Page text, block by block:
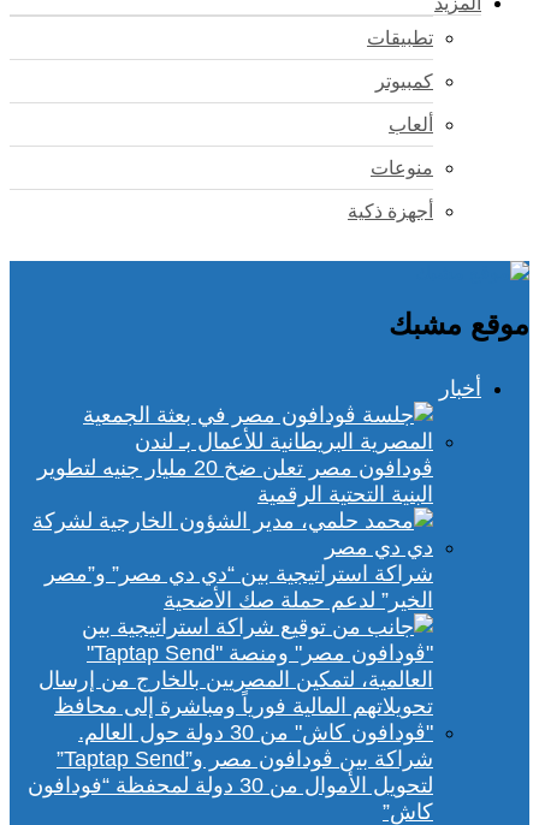
تطبيقات
كمبيوتر
ألعاب
منوعات
أجهزة ذكية
موقع مشبك
أخبار
ڤودافون مصر تعلن ضخ 20 مليار جنيه لتطوير
البنية التحتية الرقمية
شراكة استراتيجية بين “دي دي مصر” و”مصر
الخير” لدعم حملة صك الأضحية
شراكة بين ڤودافون مصر و”Taptap Send”
لتحويل الأموال من 30 دولة لمحفظة “فودافون
كاش”